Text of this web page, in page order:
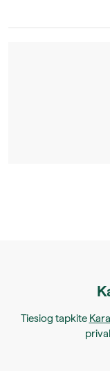
Tiesiog tapkite